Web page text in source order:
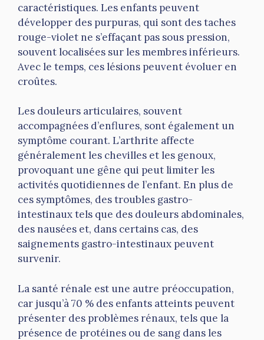
caractéristiques. Les enfants peuvent
développer des purpuras, qui sont des taches
rouge-violet ne s’effaçant pas sous pression,
souvent localisées sur les membres inférieurs.
Avec le temps, ces lésions peuvent évoluer en
croûtes.
Les douleurs articulaires, souvent
accompagnées d’enflures, sont également un
symptôme courant. L’arthrite affecte
généralement les chevilles et les genoux,
provoquant une gêne qui peut limiter les
activités quotidiennes de l’enfant. En plus de
ces symptômes, des troubles gastro-
intestinaux tels que des douleurs abdominales,
des nausées et, dans certains cas, des
saignements gastro-intestinaux peuvent
survenir.
La santé rénale est une autre préoccupation,
car jusqu’à 70 % des enfants atteints peuvent
présenter des problèmes rénaux, tels que la
présence de protéines ou de sang dans les